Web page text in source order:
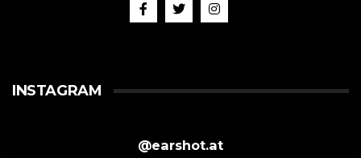
INSTAGRAM
@earshot.at